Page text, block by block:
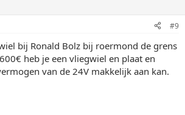
#9
bij Ronald Bolz bij roermond de grens
heb je een vliegwiel en plaat en
van de 24V makkelijk aan kan.